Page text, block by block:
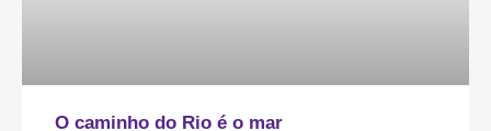
O caminho do Rio é o mar